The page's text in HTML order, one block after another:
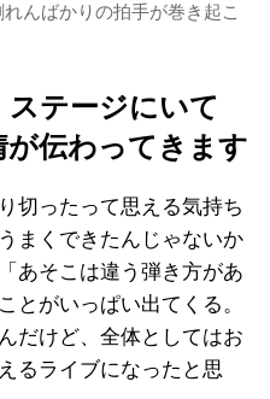
んばかりの拍手が巻き起こ
テージにいて
が伝わってきます
切ったって思える気持ち
まくできたんじゃないか
あそこは違う弾き方があ
とがいっぱい出てくる。
だけど、全体としてはお
るライブになったと思